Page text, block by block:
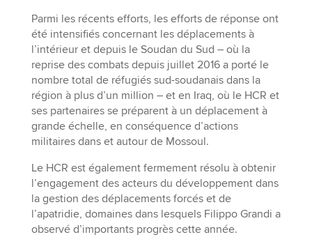
Parmi les récents efforts, les efforts de réponse ont
été intensifiés concernant les déplacements à
l’intérieur et depuis le Soudan du Sud – où la
reprise des combats depuis juillet 2016 a porté le
nombre total de réfugiés sud-soudanais dans la
région à plus d’un million – et en Iraq, où le HCR et
ses partenaires se préparent à un déplacement à
grande échelle, en conséquence d’actions
militaires dans et autour de Mossoul.
Le HCR est également fermement résolu à obtenir
l’engagement des acteurs du développement dans
la gestion des déplacements forcés et de
l’apatridie, domaines dans lesquels Filippo Grandi a
observé d’importants progrès cette année.